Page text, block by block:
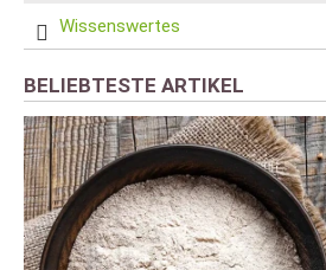
Wissenswertes
BELIEBTESTE ARTIKEL